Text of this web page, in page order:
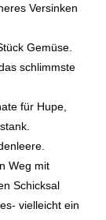
Versinken
Gemüse.
schlimmste
für Hupe,
Weg mit
Schicksal
vielleicht ein